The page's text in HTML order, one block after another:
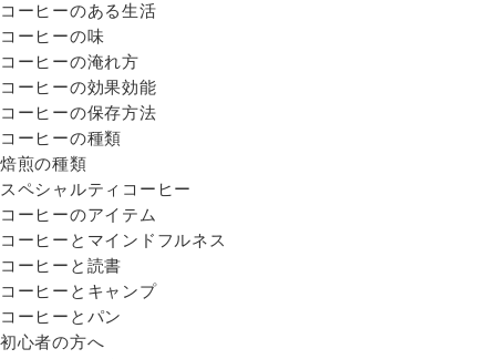
コーヒーのある生活
コーヒーの味
コーヒーの淹れ方
コーヒーの効果効能
コーヒーの保存方法
コーヒーの種類
焙煎の種類
スペシャルティコーヒー
コーヒーのアイテム
コーヒーとマインドフルネス
コーヒーと読書
コーヒーとキャンプ
コーヒーとパン
初心者の方へ